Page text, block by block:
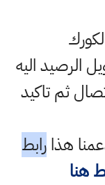
الرصيد اليه
ثم تاكيد
هذارابط
هنا